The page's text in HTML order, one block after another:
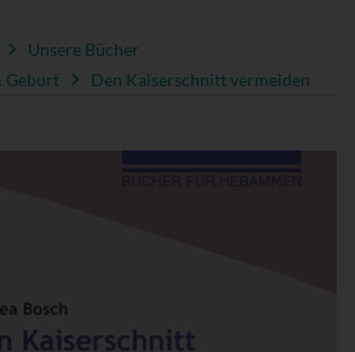
Unsere Bücher
Geburt
Den Kaiserschnitt vermeiden